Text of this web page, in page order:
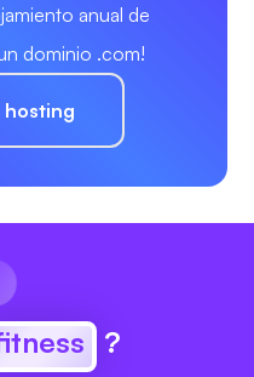
anual de
dominio .com!
hosting
?